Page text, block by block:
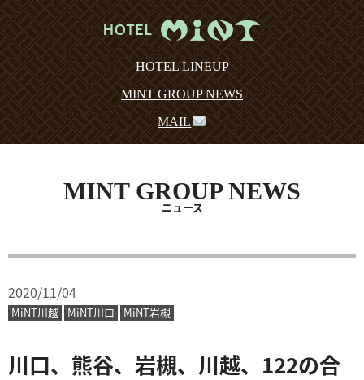
HOTEL LINEUP
MINT GROUP NEWS
MAIL
MINT GROUP NEWS
ニュース
2020/11/04
MiNT川越 MiNT川口 MiNT岩槻
川口、熊谷、岩槻、川越、122の合